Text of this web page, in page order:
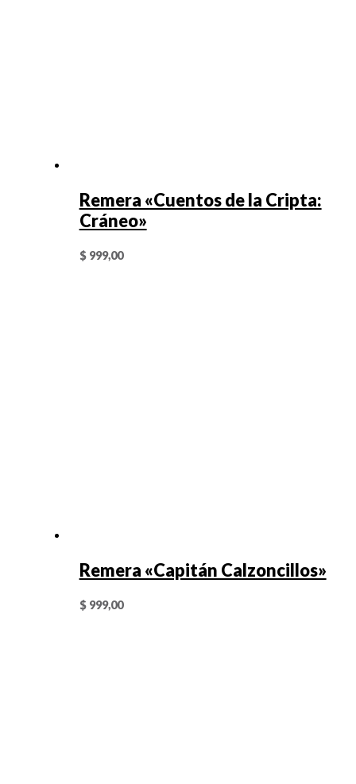
Remera «Cuentos de la Cripta:
Cráneo»
$999,00
Remera «Capitán Calzoncillos»
$999,00